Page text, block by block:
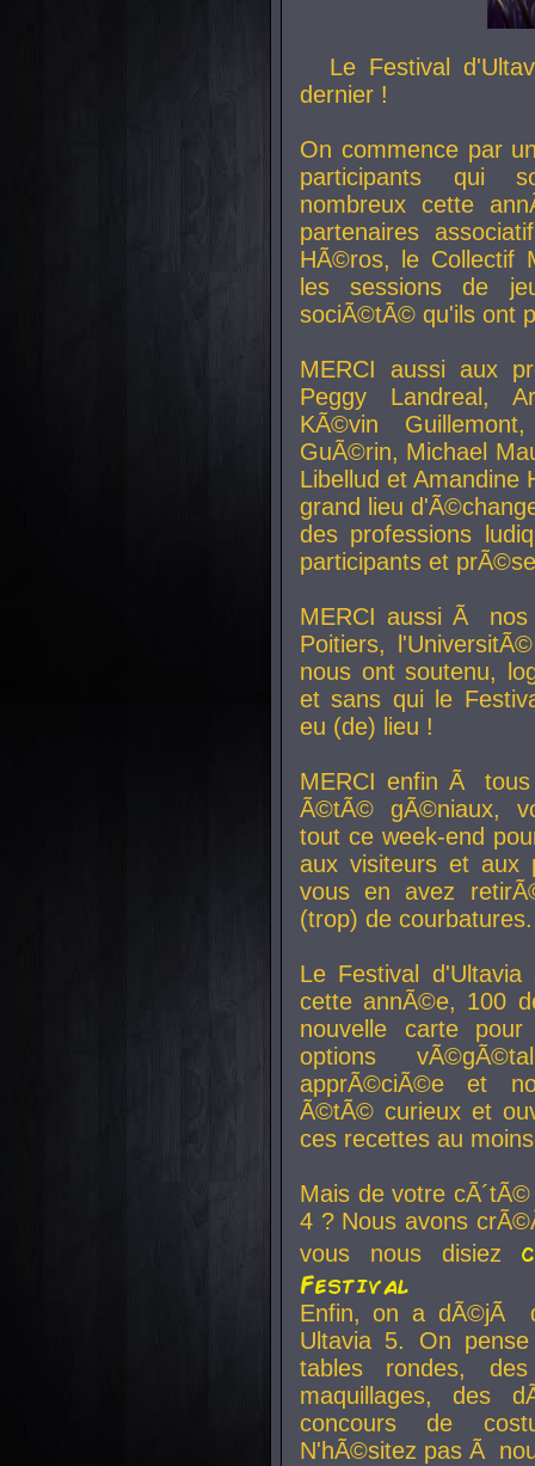
Le Festival
dernier !
On commence par
participants qui
nombreux cette
partenaires
HÃ©ros, le Collectif
les sessions de
sociÃ©tÃ© qu'ils ont
MERCI aussi aux
Peggy Landreal,
KÃ©vin
GuÃ©rin, Michael
Libellud et Amandine
grand lieu
des professions
participants et
MERCI aussi Ã nos
Poitiers,
nous ont soutenu,
et sans qui le
eu (de) lieu !
MERCI enfin Ã
Ã©tÃ© gÃ©niaux,
tout ce week-end
aux visiteurs et aux
vous en avez
(trop) de courbatures.
Le Festival
cette annÃ©e, 100
nouvelle carte
options
apprÃ©ciÃ©e et
Ã©tÃ© curieux et
ces recettes au
Mais de votre
4 ? Nous avons
vous nous disiez
Festival
Enfin, on a dÃ©jÃ
Ultavia 5. On
tables rondes,
maquillages, des
concours de
N'hÃ©sitez pas Ã